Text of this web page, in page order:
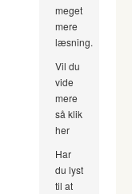
meget
mere
læsning.
Vil du
vide
mere
så klik
her
Har
du lyst
til at